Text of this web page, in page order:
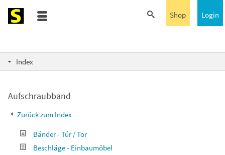
Login
Shop
Index
Aufschraubband
Zurück zum Index
Bänder - Tür / Tor
Beschläge - Einbaumöbel